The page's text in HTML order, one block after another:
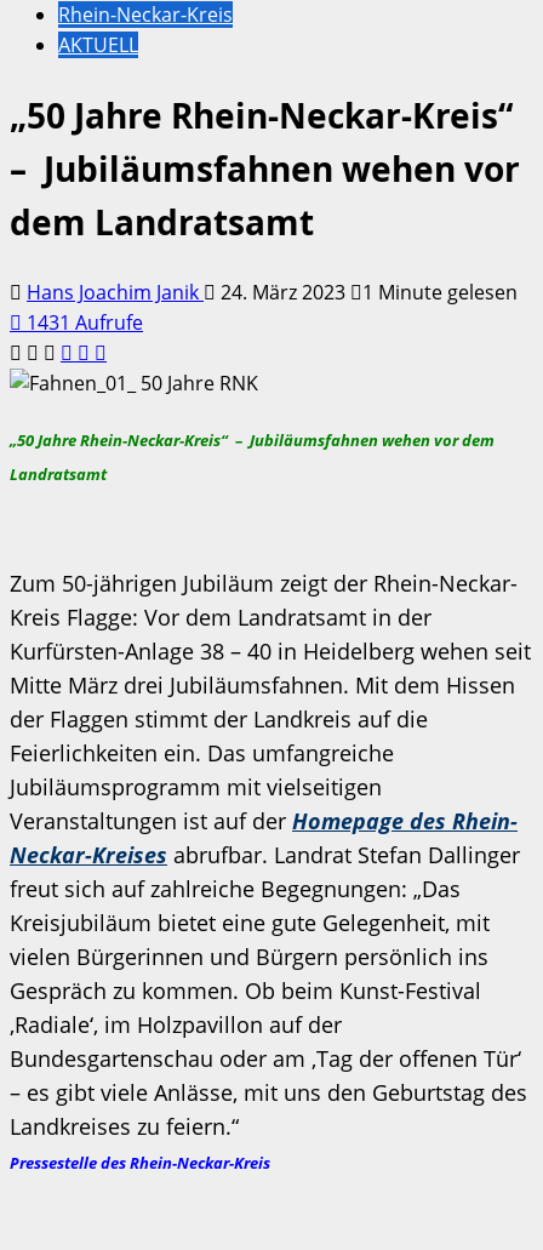
Rhein-Neckar-Kreis
AKTUELL
„50 Jahre Rhein-Neckar-Kreis“
– Jubiläumsfahnen wehen vor
dem Landratsamt
Hans Joachim Janik 24. März 2023
1 Minute gelesen
1431 Aufrufe
„50 Jahre Rhein-Neckar-Kreis“ – Jubiläumsfahnen wehen vor dem
Landratsamt
Zum 50-jährigen Jubiläum zeigt der Rhein-Neckar-
Kreis Flagge: Vor dem Landratsamt in der
Kurfürsten-Anlage 38 – 40 in Heidelberg wehen seit
Mitte März drei Jubiläumsfahnen. Mit dem Hissen
der Flaggen stimmt der Landkreis auf die
Feierlichkeiten ein. Das umfangreiche
Jubiläumsprogramm mit vielseitigen
Veranstaltungen ist auf der Homepage des Rhein-
Neckar-Kreises abrufbar. Landrat Stefan Dallinger
freut sich auf zahlreiche Begegnungen: „Das
Kreisjubiläum bietet eine gute Gelegenheit, mit
vielen Bürgerinnen und Bürgern persönlich ins
Gespräch zu kommen. Ob beim Kunst-Festival
‚Radiale‘, im Holzpavillon auf der
Bundesgartenschau oder am ‚Tag der offenen Tür‘
– es gibt viele Anlässe, mit uns den Geburtstag des
Landkreises zu feiern.“
Pressestelle des Rhein-Neckar-Kreis